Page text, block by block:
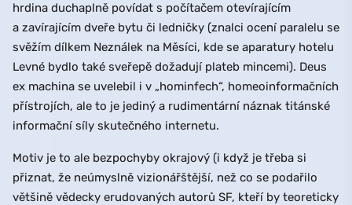
hrdina duchaplně povídat s počítačem otevírajícím
a zavírajícím dveře bytu či ledničky (znalci ocení paralelu se
svěžím dílkem Neználek na Měsíci, kde se aparatury hotelu
Levné bydlo také sveřepě dožadují plateb mincemi). Deus
ex machina se uvelebil i v „hominfech“, homeoinformačních
přístrojích, ale to je jediný a rudimentární náznak titánské
informační síly skutečného internetu.
Motiv je to ale bezpochyby okrajový (i když je třeba si
přiznat, že neúmyslně vizionářštější, než co se podařilo
většině vědecky erudovaných autorů SF, kteří by teoreticky